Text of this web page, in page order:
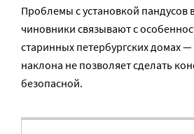
Проблемы с установкой пандусов
чиновники связывают с
старинных петербургских домах —
наклона не позволяет сделать
безопасной.